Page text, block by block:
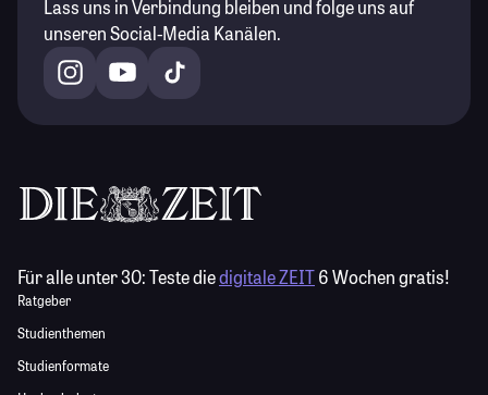
Lass uns in Verbindung bleiben und folge uns auf
unseren Social-Media Kanälen.
Für alle unter 30:Teste diedigitale ZEIT6 Wochen gratis!
Ratgeber
Studienthemen
Studienformate